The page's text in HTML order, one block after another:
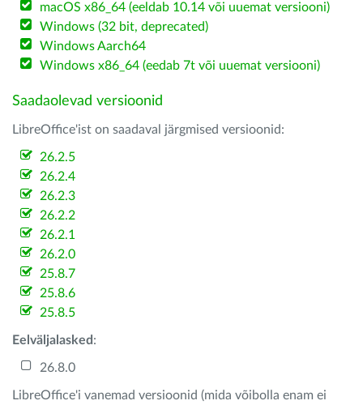
macOS x86_64 (eeldab 10.14 või uuemat versiooni)
Windows (32 bit, deprecated)
Windows Aarch64
Windows x86_64 (eedab 7t või uuemat versiooni)
Saadaolevad versioonid
LibreOffice'ist on saadaval järgmised versioonid:
26.2.5
26.2.4
26.2.3
26.2.2
26.2.1
26.2.0
25.8.7
25.8.6
25.8.5
Eelväljalasked :
26.8.0
LibreOffice'i vanemad versioonid (mida võibolla enam ei